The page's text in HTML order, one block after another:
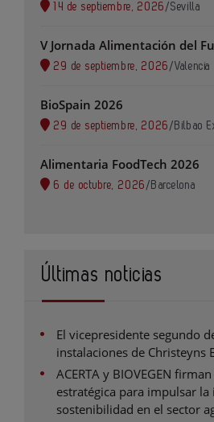
14 de septiembre, 2026 /Sevilla
V Jornada Alimentación del
29 de septiembre, 2026 /Valencia
BioSpain 2026
29 de septiembre, 2026 / Bilbao
Alimentaria FoodTech 2026
6 de octubre, 2026 / Barcelona
Últimas noticias
El vicepresidente segundo
instalaciones de Christeyns
ACERTA y BIOVEGEN
estratégica para impulsar
sostenibilidad en el sector